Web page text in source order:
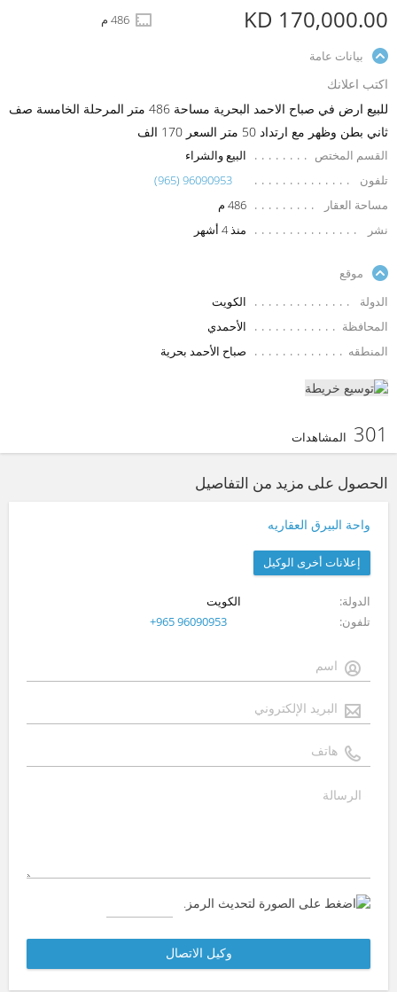
KD 170,000.00
486 م
بيانات عامة
اكتب اعلانك
للبيع ارض في صباح الاحمد البحرية مساحة 486 متر المرحلة الخامسة صف
ثاني بطن وظهر مع ارتداد 50 متر السعر 170 الف
القسم المختص
البيع والشراء
تلفون
(965) 96090953
مساحة العقار
486 م
نشر
منذ 4 أشهر
موقع
الدولة
الكويت
المحافظة
الأحمدي
المنطقه
صباح الأحمد بحرية
301 المشاهدات
الحصول على مزيد من التفاصيل
واحة البيرق العقاريه
إعلانات أخرى الوكيل
الدولة
الكويت
تلفون
+965 96090953